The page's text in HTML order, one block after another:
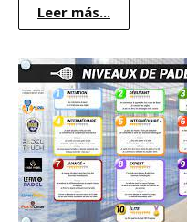
Leer más...